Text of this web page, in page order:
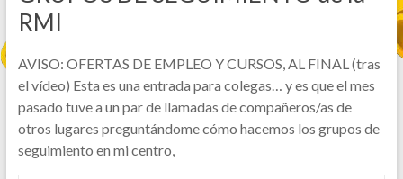
RMI
AVISO: OFERTAS DE EMPLEO Y CURSOS, AL FINAL (tras
el vídeo) Esta es una entrada para colegas… y es que el mes
pasado tuve a un par de llamadas de compañeros/as de
otros lugares preguntándome cómo hacemos los grupos de
seguimiento en mi centro,